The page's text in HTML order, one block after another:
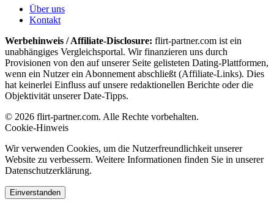
Über uns
Kontakt
Werbehinweis / Affiliate-Disclosure: flirt-partner.com ist ein
unabhängiges Vergleichsportal. Wir finanzieren uns durch
Provisionen von den auf unserer Seite gelisteten Dating-Plattformen,
wenn ein Nutzer ein Abonnement abschließt (Affiliate-Links). Dies
hat keinerlei Einfluss auf unsere redaktionellen Berichte oder die
Objektivität unserer Date-Tipps.
© 2026 flirt-partner.com. Alle Rechte vorbehalten.
Cookie-Hinweis
Wir verwenden Cookies, um die Nutzerfreundlichkeit unserer
Website zu verbessern. Weitere Informationen finden Sie in unserer
Datenschutzerklärung.
Einverstanden